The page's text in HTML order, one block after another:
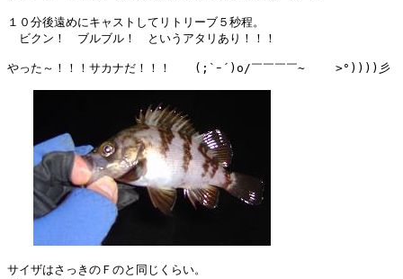
１０分後遠めにキャストしてリトリーブ５秒程。
ビクン！　ブルブル！　というアタリあり！！！
やった～！！！サカナだ！！！　　(;`ｰ´)o/￣￣￣￣~　　 >°))))
サイザはさっきのＦのと同じくらい。